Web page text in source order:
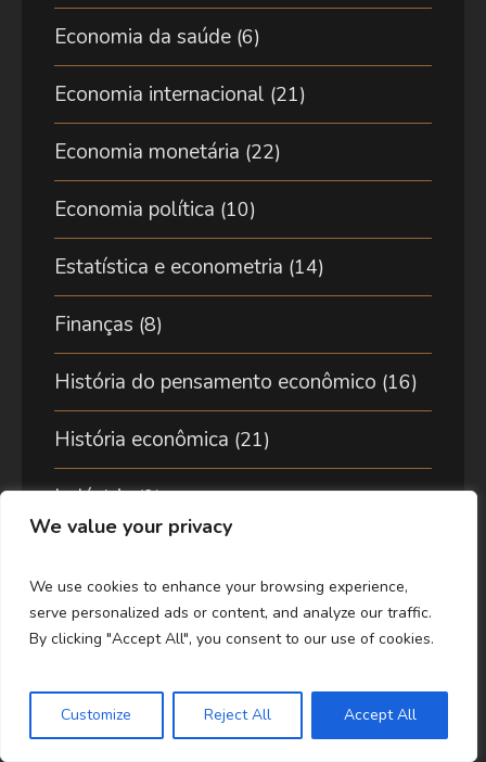
We value your privacy
We use cookies to enhance your browsing experience,
serve personalized ads or content, and analyze our traffic.
By clicking "Accept All", you consent to our use of cookies.
Customize Reject All Accept All
Economia da saúde (6)
Economia internacional (21)
Economia monetária (22)
Economia política (10)
Estatística e econometria (14)
Finanças (8)
História do pensamento econômico (16)
História econômica (21)
Indústria(9)
Matemática (14)
Metodologia (19)